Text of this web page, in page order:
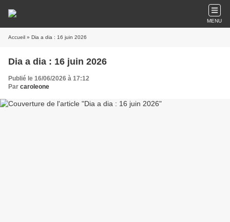
MENU
Accueil » Dia a dia : 16 juin 2026
Dia a dia : 16 juin 2026
Publié le 16/06/2026 à 17:12
Par caroleone